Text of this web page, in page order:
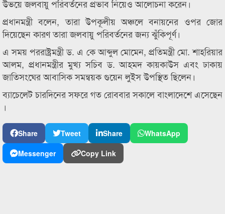
উভয়ে জলবায়ু পরিবর্তনের প্রভাব নিয়েও আলোচনা করেন।
প্রধানমন্ত্রী বলেন, তারা উপকূলীয় অঞ্চলে বনায়নের ওপর জোর
দিয়েছেন কারণ তারা জলবায়ু পরিবর্তনের জন্য ঝুঁকিপূর্ণ।
এ সময় পররাষ্ট্রমন্ত্রী ড. এ কে আব্দুল মোমেন, প্রতিমন্ত্রী মো. শাহরিয়ার
আলম, প্রধানমন্ত্রীর মুখ্য সচিব ড. আহমদ কায়কাউস এবং ঢাকায়
জাতিসংঘের আবাসিক সমন্বয়ক গুয়েন লুইস উপস্থিত ছিলেন।
ব্যাচেলেট চারদিনের সফরে গত রোববার সকালে বাংলাদেশে এসেছেন
।
Share Tweet Share
WhatsApp
Messenger
Copy Link